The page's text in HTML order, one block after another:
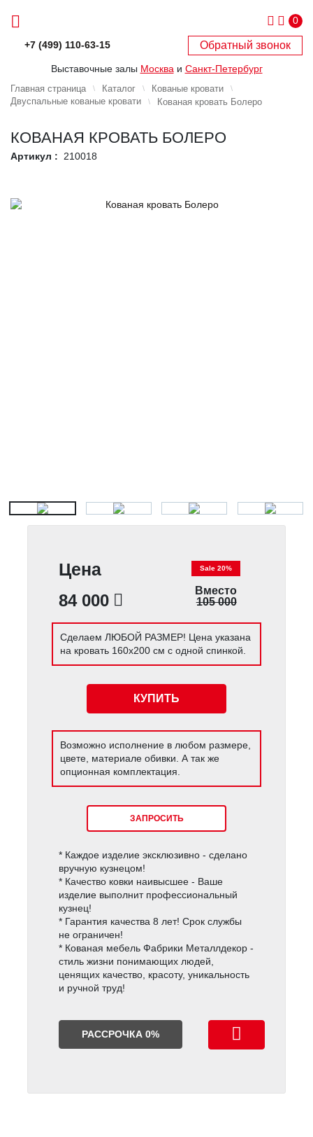
0
+7 (499) 110-63-15 Обратный звонок
Выставочные залы Москва и Санкт-Петербург
Главная страница Каталог
Кованые кровати
Двуспальные кованые кровати
Кованая кровать Болеро
КОВАНАЯ КРОВАТЬ БОЛЕРО
Артикул : 210018
Цена
84 000
Sale 20%
Вместо
105 000
Сделаем ЛЮБОЙ РАЗМЕР! Цена указана
на кровать 160х200 см с одной спинкой.
КУПИТЬ
Возможно исполнение в любом размере,
цвете, материале обивки. А так же
опционная комплектация.
ЗАПРОСИТЬ
* Каждое изделие эксклюзивно - сделано
вручную кузнецом!
* Качество ковки наивысшее - Ваше
изделие выполнит профессиональный
кузнец!
* Гарантия качества 8 лет! Срок службы
не ограничен!
* Кованая мебель Фабрики Металлдекор -
стиль жизни понимающих людей,
ценящих качество, красоту, уникальность
и ручной труд!
РАССРОЧКА 0%